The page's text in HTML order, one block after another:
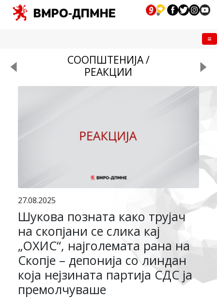
СООПШТЕНИЈА /
РЕАКЦИИ
27.08.2025
Шукова позната како трујач
на скопјани се слика кај
„ОХИС“, најголемата рана на
Скопје – депонија со линдан
која нејзината партија СДС ја
премолчуваше